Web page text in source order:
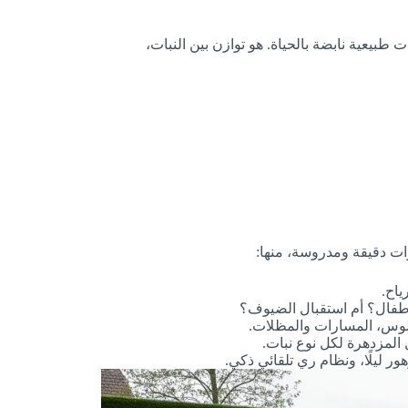
نابضة بالحياة. هو توازن بين النبات،
دقيقة ومدروسة، منها:
أم استقبال الضيوف؟
المسارات والمظلات.
لكل نوع نبات.
ليلًا، ونظام ري تلقائي ذكي.